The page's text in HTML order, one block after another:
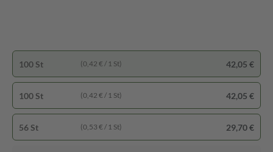
100 St (0,42 € / 1 St) 42,05 €
100 St (0,42 € / 1 St) 42,05 €
56 St (0,53 € / 1 St) 29,70 €